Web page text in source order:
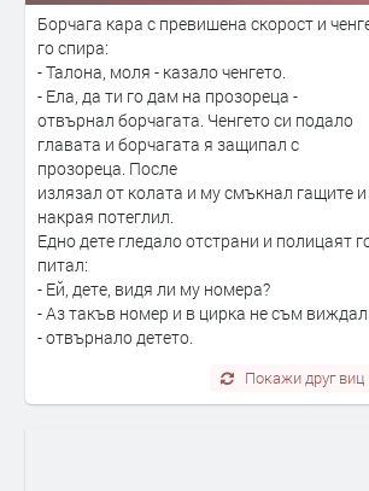
Борчага кара с превишена скорост и
го спира:
- Талона, моля - казало ченгето.
- Ела, да ти го дам на прозореца -
отвърнал борчагата. Ченгето си подало
главата и борчагата я защипал с
прозореца. После
излязал от колата и му смъкнал гащите и
накрая потеглил.
Едно дете гледало отстрани и полицаят
питал:
- Ей, дете, видя ли му номера?
- Аз такъв номер и в цирка не съм виждал!
- отвърнало детето.
Покажи друг виц